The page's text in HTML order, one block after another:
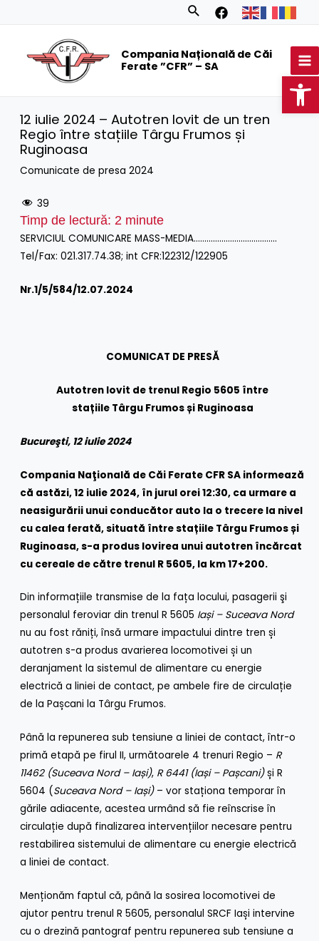
Search
Compania Națională de Căi
Ferate ”CFR” – SA
12 iulie 2024 – Autotren lovit de un tren
Regio între stațiile Târgu Frumos și
Ruginoasa
Comunicate de presa 2024
39
Timp de lectură: 2 minute
SERVICIUL COMUNICARE MASS-MEDIA…………………………………
Tel/Fax: 021.317.74.38; int CFR:122312/122905
Nr.1/5/584/12.07.2024
COMUNICAT DE PRESĂ
Autotren lovit de trenul Regio 5605 între
stațiile Târgu Frumos și Ruginoasa
Bucureşti, 12 iulie 2024
Compania Naţională de Căi Ferate CFR SA informează
că astăzi, 12 iulie 2024, în jurul orei 12:30, ca urmare a
neasigurării unui conducător auto la o trecere la nivel
cu calea ferată, situată între stațiile Târgu Frumos și
Ruginoasa, s-a produs lovirea unui autotren încărcat
cu cereale de către trenul R 5605, la km 17+200.
Din informațiile transmise de la fața locului, pasagerii şi
personalul feroviar din trenul R 5605 Iași – Suceava Nord
nu au fost răniți, însă urmare impactului dintre tren și
autotren s-a produs avarierea locomotivei și un
deranjament la sistemul de alimentare cu energie
electrică a liniei de contact, pe ambele fire de circulație
de la Pașcani la Târgu Frumos.
Până la repunerea sub tensiune a liniei de contact, într-o
primă etapă pe firul II, următoarele 4 trenuri Regio – R
11462 (Suceava Nord – Iași), R 6441 (Iași – Pașcani)și R
5604 (Suceava Nord – Iași)– vor staționa temporar în
gările adiacente, acestea urmând să fie reînscrise în
circulație după finalizarea intervențiilor necesare pentru
restabilirea sistemului de alimentare cu energie electrică
a liniei de contact.
Menționăm faptul că, până la sosirea locomotivei de
ajutor pentru trenul R 5605, personalul SRCF Iași intervine
cu o drezină pantograf pentru repunerea sub tensiune a